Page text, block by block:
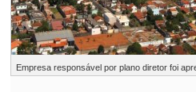
Empresa responsável por plano diretor foi